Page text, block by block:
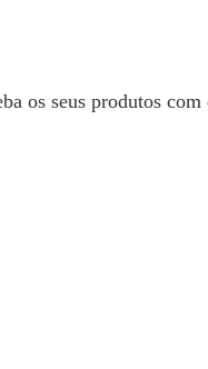
os seus produtos